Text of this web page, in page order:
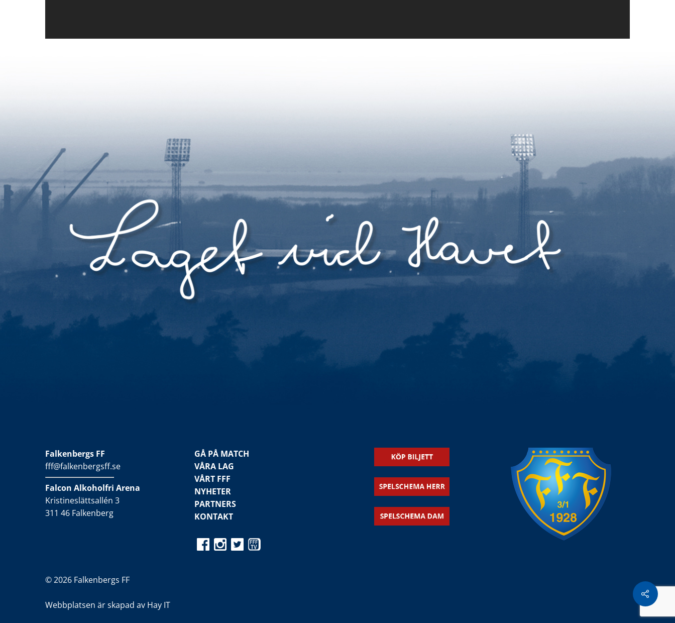
Falkenbergs FF
fff@falkenbergsff.se
Falcon Alkoholfri Arena
Kristineslättsallén 3
311 46 Falkenberg
GÅ PÅ MATCH
VÅRA LAG
VÅRT FFF
NYHETER
PARTNERS
KONTAKT
© 2026 Falkenbergs FF
Webbplatsen är skapad av Hay IT